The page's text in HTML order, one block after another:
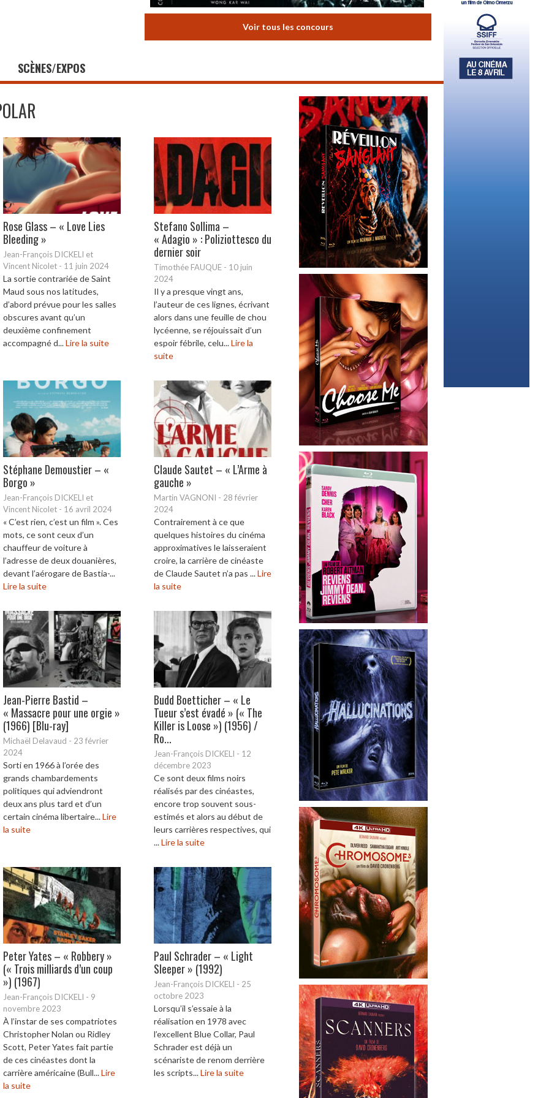
Voir tous les concours
SCÈNES/EXPOS
Rose Glass – « Love Lies
Bleeding »
Jean-François DICKELI et
Vincent Nicolet - 11 juin 2024
La sortie contrariée de Saint
Maud sous nos latitudes,
d’abord prévue pour les salles
obscures avant qu’un
deuxième confinement
accompagné d...Lire la suite
Stefano Sollima –
« Adagio » : Poliziottesco du
dernier soir
Timothée FAUQUE - 10 juin
2024
Il y a presque vingt ans,
l’auteur de ces lignes, écrivant
alors dans une feuille de chou
lycéenne, se réjouissait d’un
espoir fébrile, celu...Lire la
suite
Stéphane Demoustier – «
Borgo »
Jean-François DICKELI et
Vincent Nicolet - 16 avril 2024
« C’est rien, c’est un film ». Ces
mots, ce sont ceux d’un
chauffeur de voiture à
l’adresse de deux douanières,
devant l’aérogare de Bastia-...
Lire la suite
Claude Sautet – « L’Arme à
gauche »
Martin VAGNONI - 28 février
2024
Contrairement à ce que
quelques histoires du cinéma
approximatives le laisseraient
croire, la carrière de cinéaste
de Claude Sautet n’a pas ...Lire
la suite
Jean-Pierre Bastid –
« Massacre pour une orgie »
(1966) [Blu-ray]
Michaël Delavaud - 23 février
2024
Sorti en 1966 à l’orée des
grands chambardements
politiques qui adviendront
deux ans plus tard et d’un
certain cinéma libertaire...Lire
la suite
Budd Boetticher – « Le
Tueur s’est évadé » (« The
Killer is Loose ») (1956) /
Ro...
Jean-François DICKELI - 12
décembre 2023
Ce sont deux films noirs
réalisés par des cinéastes,
encore trop souvent sous-
estimés et alors au début de
leurs carrières respectives, qui
...Lire la suite
Peter Yates – « Robbery »
(« Trois milliards d’un coup
») (1967)
Jean-François DICKELI - 9
novembre 2023
À l’instar de ses compatriotes
Christopher Nolan ou Ridley
Scott, Peter Yates fait partie
de ces cinéastes dont la
carrière américaine (Bull...Lire
la suite
Paul Schrader – « Light
Sleeper » (1992)
Jean-François DICKELI - 25
octobre 2023
Lorsqu’il s’essaie à la
réalisation en 1978 avec
l’excellent Blue Collar, Paul
Schrader est déjà un
scénariste de renom derrière
les scripts...Lire la suite